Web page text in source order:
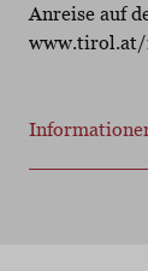
Anreise auf
www.tirol.at/